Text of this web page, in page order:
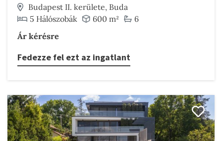
Budapest II. kerülete, Buda
5 Hálószobák
600 m²
6
Ár kérésre
Fedezze fel ezt az ingatlant